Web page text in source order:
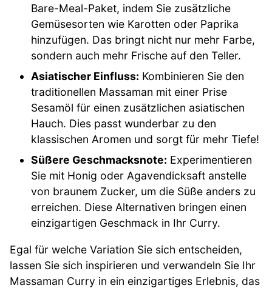
Bare-Meal-Paket, indem Sie zusätzliche
Gemüsesorten wie Karotten oder Paprika
hinzufügen. Das bringt nicht nur mehr Farbe,
sondern auch mehr Frische auf den Teller.
Asiatischer Einfluss: Kombinieren Sie den
traditionellen Massaman mit einer Prise
Sesamöl für einen zusätzlichen asiatischen
Hauch. Dies passt wunderbar zu den
klassischen Aromen und sorgt für mehr Tiefe!
Süßere Geschmacksnote: Experimentieren
Sie mit Honig oder Agavendicksaft anstelle
von braunem Zucker, um die Süße anders zu
erreichen. Diese Alternativen bringen einen
einzigartigen Geschmack in Ihr Curry.
Egal für welche Variation Sie sich entscheiden,
lassen Sie sich inspirieren und verwandeln Sie Ihr
Massaman Curry in ein einzigartiges Erlebnis, das